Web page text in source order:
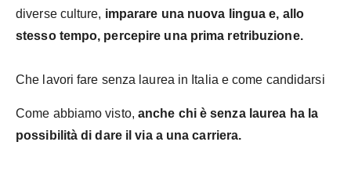
diverse culture, imparare una nuova lingua e, allo
stesso tempo, percepire una prima retribuzione.
Che lavori fare senza laurea in Italia e come candidarsi
Come abbiamo visto, anche chi è senza laurea ha la
possibilità di dare il via a una carriera.